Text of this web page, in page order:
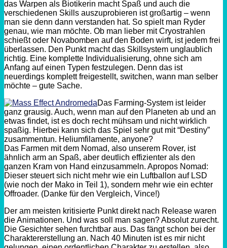
das Warpen als Biotikerin macht Spaß und auch die
verschiedenen Skills auszuprobieren ist großartig – wenn
man sie denn dann verstanden hat. So spielt man Ryder
genau, wie man möchte. Ob man lieber mit Cryostrahlen
schießt oder Novabomben auf den Boden wirft, ist jedem frei
überlassen. Den Punkt macht das Skillsystem unglaublich
richtig. Eine komplette Individualisierung, ohne sich am
Anfang auf einen Typen festzulegen. Denn das ist
neuerdings komplett freigestellt, switchen, wann man selber
möchte – gute Sache.
Das Farming-System ist leider
ganz grausig. Auch, wenn man auf den Planeten ab und an
etwas findet, ist es doch recht mühsam und nicht wirklich
spaßig. Hierbei kann sich das Spiel sehr gut mit “Destiny”
zusammentun. Heliumfilamente, anyone?
Das Farmen mit dem Nomad, also unserem Rover, ist
ähnlich arm an Spaß, aber deutlich effizienter als den
ganzen Kram von Hand einzusammeln. Apropos Nomad:
Dieser steuert sich nicht mehr wie ein Luftballon auf LSD
(wie noch der Mako in Teil 1), sondern mehr wie ein echter
Offroader. (Danke für den Vergleich, Vince!)
Der am meisten kritisierte Punkt direkt nach Release waren
die Animationen. Und was soll man sagen? Absolut zurecht.
Die Gesichter sehen furchtbar aus. Das fängt schon bei der
Charaktererstellung an. Nach 40 Minuten ist es mir nicht